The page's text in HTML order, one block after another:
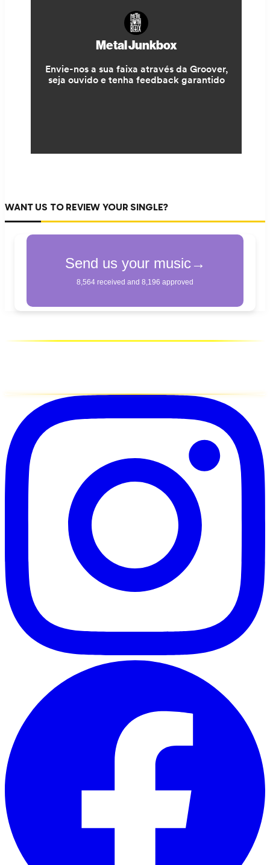
WANT US TO REVIEW YOUR SINGLE?